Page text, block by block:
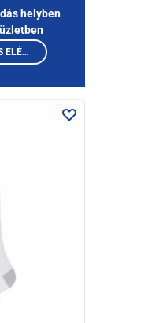
helyben
ÜZLET KIVÁLASZTÁSA ÉS ELÉRHETŐ TERMÉKEK MEGTEKINTÉSE